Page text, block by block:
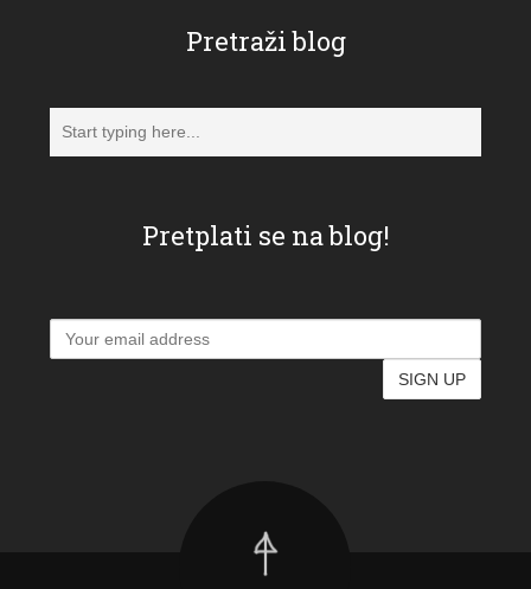
Pretraži blog
Pretplati se na blog!